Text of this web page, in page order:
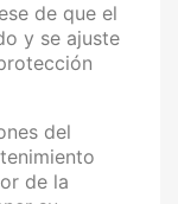
de que el
y se ajuste
del
de la